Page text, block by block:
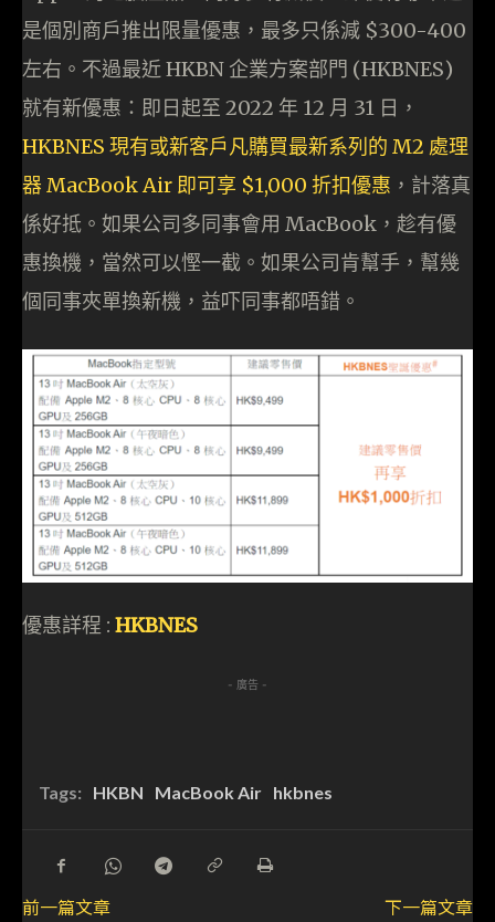
是個別商戶推出限量優惠，最多只係減 $300-400
左右。不過最近 HKBN 企業方案部門 (HKBNES)
就有新優惠：即日起至 2022 年 12 月 31 日，
HKBNES 現有或新客戶凡購買最新系列的 M2 處理
器 MacBook Air 即可享 $1,000 折扣優惠 ，計落真
係好抵。如果公司多同事會用 MacBook，趁有優
惠換機，當然可以慳一截。如果公司肯幫手，幫幾
個同事夾單換新機，益吓同事都唔錯。
優惠詳程 : HKBNES
- 廣告 -
Tags: HKBN MacBook Air hkbnes
前一篇文章
下一篇文章